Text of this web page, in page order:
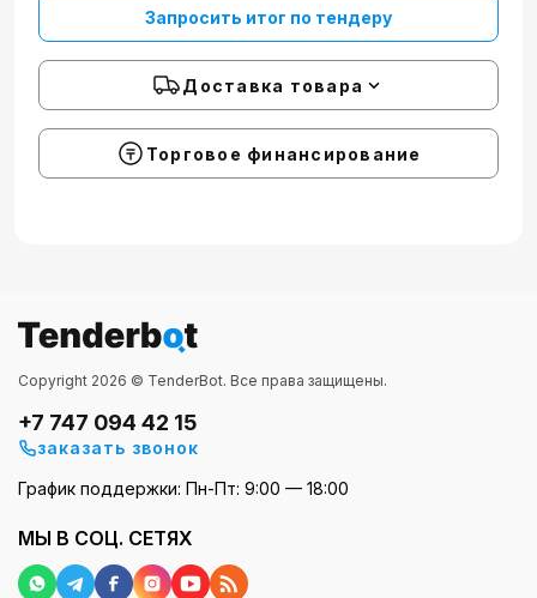
Запросить итог по тендеру
Доставка товара
Торговое финансирование
Copyright 2026 © TenderBot. Все права защищены.
+7 747 094 42 15
заказать звонок
График поддержки: Пн-Пт: 9:00 — 18:00
МЫ В СОЦ. СЕТЯХ